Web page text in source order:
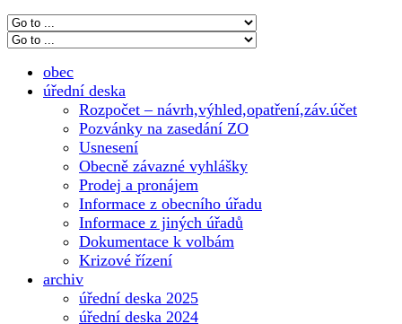
obec
úřední deska
Rozpočet – návrh,výhled,opatření,záv.účet
Pozvánky na zasedání ZO
Usnesení
Obecně závazné vyhlášky
Prodej a pronájem
Informace z obecního úřadu
Informace z jiných úřadů
Dokumentace k volbám
Krizové řízení
archiv
úřední deska 2025
úřední deska 2024